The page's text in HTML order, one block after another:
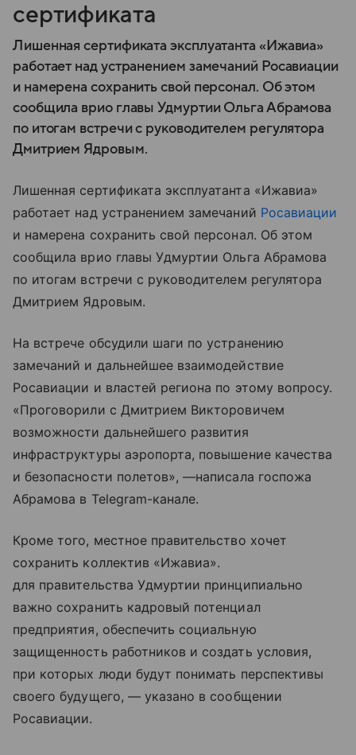
сертификата
Лишенная сертификата эксплуатанта «Ижавиа»
работает над устранением замечаний Росавиации
и намерена сохранить свой персонал. Об этом
сообщила врио главы Удмуртии Ольга Абрамова
по итогам встречи с руководителем регулятора
Дмитрием Ядровым.
Лишенная сертификата эксплуатанта «Ижавиа»
работает над устранением замечаний Росавиации
и намерена сохранить свой персонал. Об этом
сообщила врио главы Удмуртии Ольга Абрамова
по итогам встречи с руководителем регулятора
Дмитрием Ядровым.
На встрече обсудили шаги по устранению
замечаний и дальнейшее взаимодействие
Росавиации и властей региона по этому вопросу.
«Проговорили с Дмитрием Викторовичем
возможности дальнейшего развития
инфраструктуры аэропорта, повышение качества
и безопасности полетов», —написала госпожа
Абрамова в Telegram-канале.
Кроме того, местное правительство хочет
сохранить коллектив «Ижавиа».
для правительства Удмуртии принципиально
важно сохранить кадровый потенциал
предприятия, обеспечить социальную
защищенность работников и создать условия,
при которых люди будут понимать перспективы
своего будущего, — указано в сообщении
Росавиации.